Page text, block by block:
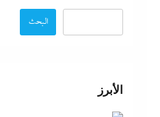
البحث
الأبرز